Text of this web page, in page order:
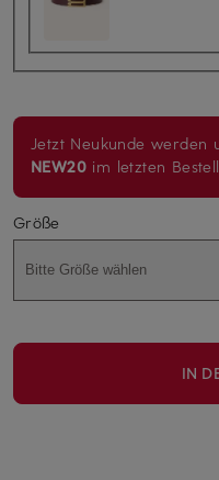
Jetzt Neukunde werden
NEW20 im letzten
Größe
Bitte Größe wählen
IN